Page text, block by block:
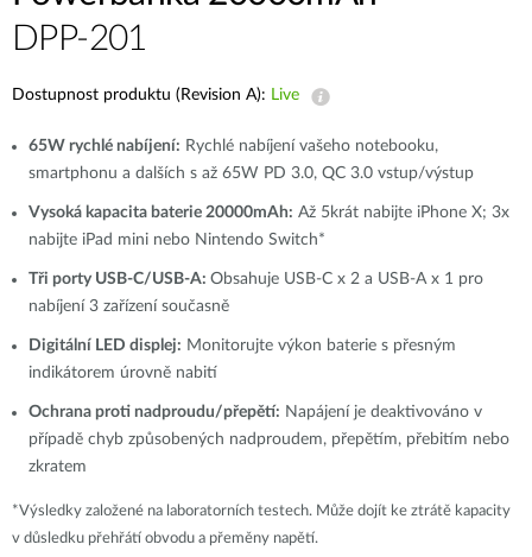
DPP-201
Dostupnost produktu (Revision A): Live
65W rychlé nabíjení: Rychlé nabíjení vašeho notebooku,
smartphonu a dalších s až 65W PD 3.0, QC 3.0 vstup/výstup
Vysoká kapacita baterie 20000mAh: Až 5krát nabijte iPhone X; 3x
nabijte iPad mini nebo Nintendo Switch*
Tři porty USB-C/USB-A: Obsahuje USB-C x 2 a USB-A x 1 pro
nabíjení 3 zařízení současně
Digitální LED displej: Monitorujte výkon baterie s přesným
indikátorem úrovně nabití
Ochrana proti nadproudu/přepětí: Napájení je deaktivováno v
případě chyb způsobených nadproudem, přepětím, přebitím nebo
zkratem
*Výsledky založené na laboratorních testech. Může dojít ke ztrátě kapacity
v důsledku přehřátí obvodu a přeměny napětí.